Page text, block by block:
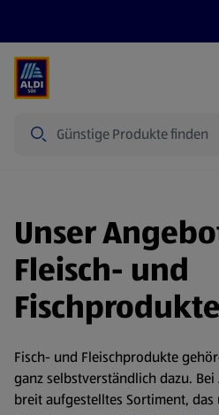
Unser
Fleisch- und
Fisch- und Fleischprodukte
ganz selbstverständlich dazu. Bei
breit aufgestelltes Sortiment,